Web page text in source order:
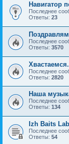
Навигатор
Последнее
Ответы: 23
Последнее
Ответы: 3570
Последнее
Ответы: 2820
Наша
Последнее
Ответы: 134
Izh Baits
Последнее
Ответы: 54